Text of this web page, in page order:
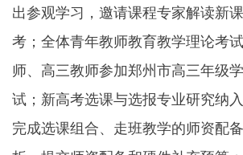
出参观学习，邀请课程专家解读新
考；全体青年教师教育教学理论考
师、高三教师参加郑州市高三年级
试；新高考选课与选报专业研究纳
完成选课组合、走班教学的师资配